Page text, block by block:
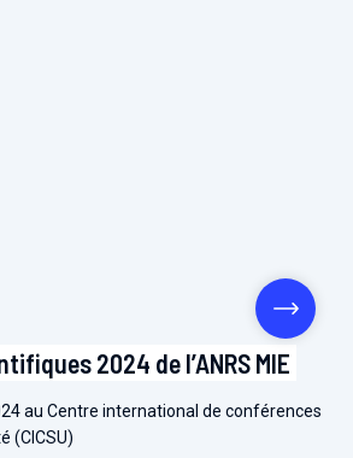
2024 de l’ANRS MIE
au Centre international de conférences
(CICSU)